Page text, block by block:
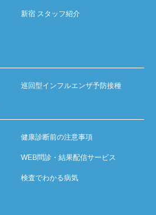
新宿 スタッフ紹介
巡回型インフルエンザ予防接種
健康診断前の注意事項
WEB問診・結果配信サービス
検査でわかる病気